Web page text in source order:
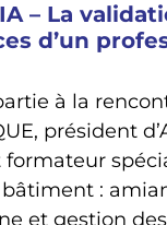
– La
d’un
à la
président
:
et gestion